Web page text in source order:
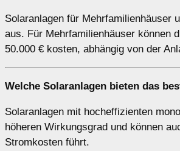
Solaranlagen für Mehrfamilienhäuser
aus. Für Mehrfamilienhäuser können
50.000 € kosten, abhängig von der
Welche Solaranlagen bieten das
Solaranlagen mit hocheffizienten
höheren Wirkungsgrad und können
Stromkosten führt.